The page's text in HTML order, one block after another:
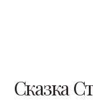
Сказка